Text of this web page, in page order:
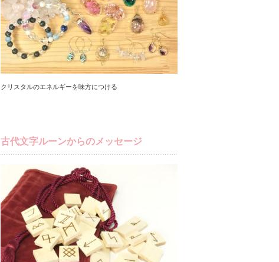
クリスタルのエネルギーを味方につける
古代文字ルーンからのメッセージ